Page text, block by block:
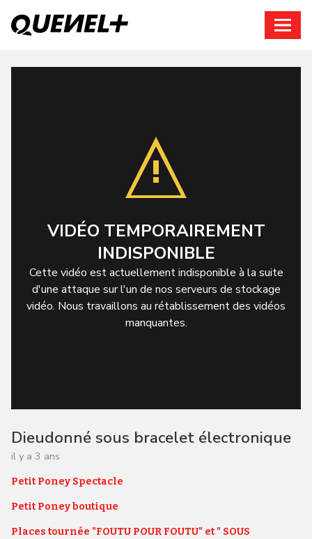
VIDÉO TEMPORAIREMENT
INDISPONIBLE
Cette vidéo est actuellement indisponible à la suite
d'une attaque sur l'un de nos serveurs de stockage
vidéo. Nous travaillons au rétablissement des vidéos
manquantes.
Dieudonné sous bracelet électronique
il y a 3 ans
Petit Poney Spectacle
Petit Poney boutique
Places tournée "FOUTU POUR FOUTU" et " SOUS